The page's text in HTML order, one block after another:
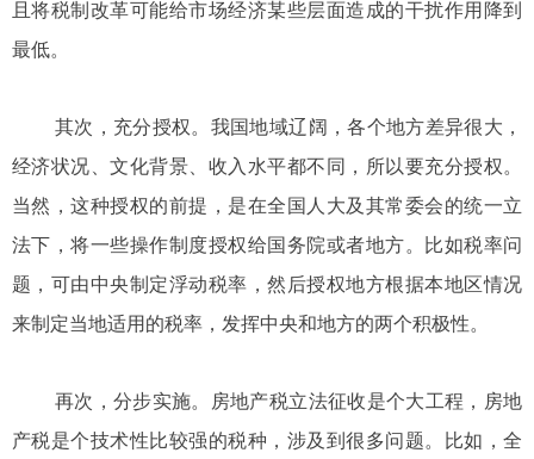
且将税制改革可能给市场经济某些层面造成的干扰作用降到
最低。
其次，充分授权。我国地域辽阔，各个地方差异很大，
经济状况、文化背景、收入水平都不同，所以要充分授权。
当然，这种授权的前提，是在全国人大及其常委会的统一立
法下，将一些操作制度授权给国务院或者地方。比如税率问
题，可由中央制定浮动税率，然后授权地方根据本地区情况
来制定当地适用的税率，发挥中央和地方的两个积极性。
再次，分步实施。房地产税立法征收是个大工程，房地
产税是个技术性比较强的税种，涉及到很多问题。比如，全